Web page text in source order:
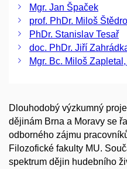
Mgr. Jan Špaček
prof. PhDr. Miloš
PhDr. Stanislav Tesař
doc. PhDr. Jiří
Mgr. Bc. Miloš
Dlouhodobý výzkumný
dějinám Brna a Moravy se
odborného zájmu
Filozofické fakulty MU.
spektrum dějin hudebního